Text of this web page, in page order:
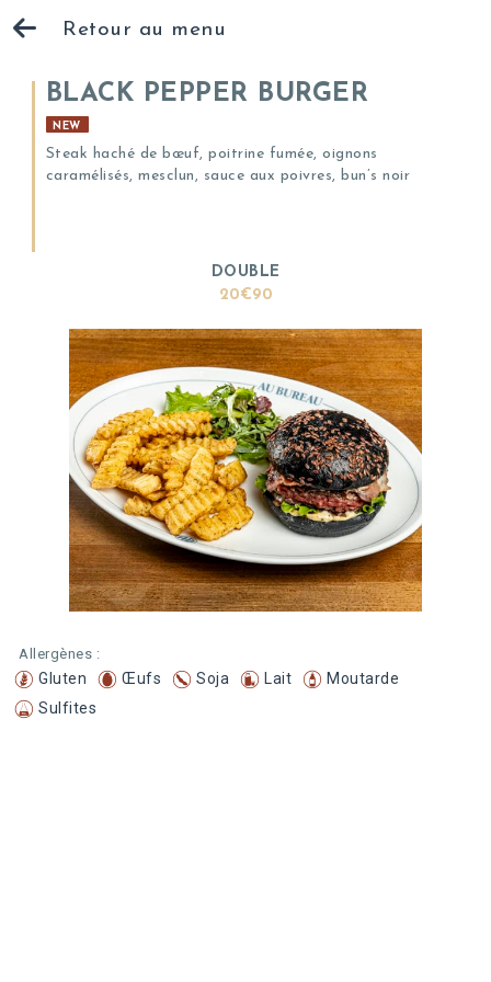
Retour au menu
BLACK PEPPER BURGER
NEW
Steak haché de bœuf, poitrine fumée, oignons
caramélisés, mesclun, sauce aux poivres, bun’s noir
DOUBLE
20€90
Allergènes :
Gluten Œufs Soja Lait
Moutarde
Sulfites